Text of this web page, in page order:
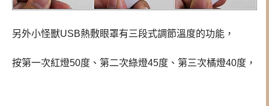
另外小怪獸USB熱敷眼罩有三段式調節溫度的功能，
按第一次紅燈50度、第二次綠燈45度、第三次橘燈40度，